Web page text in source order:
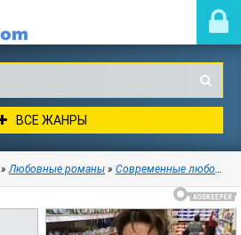
ВСЕ ЖАНРЫ
»Любовные романы » Современные любовные романы